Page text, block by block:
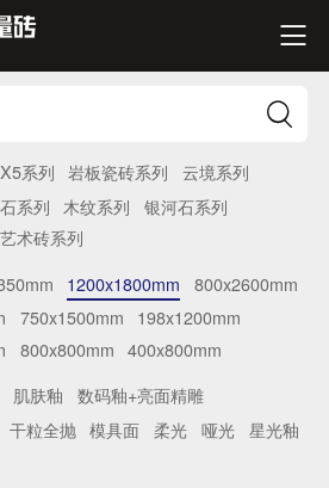


系列 岩板瓷砖系列
云境系列
系列 木纹系列
银河石系列
艺术砖系列
1200x1800mm
800x2600mm
750x1500mm
198x1200mm
800x800mm 400x800mm
肌肤釉
数码釉+亮面精雕
干粒全抛 模具面 柔光 哑光
星光釉